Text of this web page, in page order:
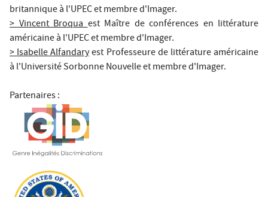
britannique à l'UPEC et membre d'Imager.
> Vincent Broquaest Maître de conférences en littérature
américaine à l'UPEC et membre d'Imager.
> Isabelle Alfandaryest Professeure de littérature américaine
à l'Université Sorbonne Nouvelle et membre d'Imager.
Partenaires :